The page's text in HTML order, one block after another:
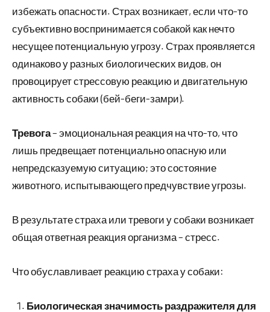
избежать опасности. Страх возникает, если что-то
субъективно воспринимается собакой как нечто
несущее потенциальную угрозу. Страх проявляется
одинаково у разных биологических видов, он
провоцирует стрессовую реакцию и двигательную
активность собаки (бей-беги-замри).
Тревога– эмоциональная реакция на что-то, что
лишь предвещает потенциально опасную или
непредсказуемую ситуацию; это состояние
животного, испытывающего предчувствие угрозы.
В результате страха или тревоги у собаки возникает
общая ответная реакция организма – стресс.
Что обуславливает реакцию страха у собаки:
Биологическая значимость раздражителя для